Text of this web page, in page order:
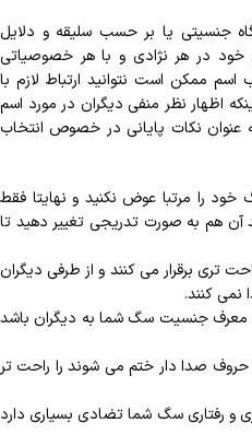
جنسیتی یا بر حسب سلیقه و دلایل
در هر نژادی و با هر خصوصیاتی
ممکن است نتوانید ارتباط لازم با
اظهار نظر منفی دیگران در مورد اسم
عنوان نکات پایانی در خصوص انتخاب
را مرتبا عوض نکنید و نهایتا فقط
آن هم به صورت تدریجی تغییر دهید تا
تری برقرار می کنند و از طرفی دیگران
کنند.
معرف جنسیت سگ شما به دیگران باشد
صدا دار ختم می شوند را راحت تر
و رفتاری سگ شما تضادی بسیاری دارد